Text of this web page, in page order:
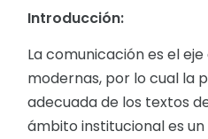
Introducción:
La comunicación es el
modernas, por lo cual la
adecuada de los textos
ámbito institucional es